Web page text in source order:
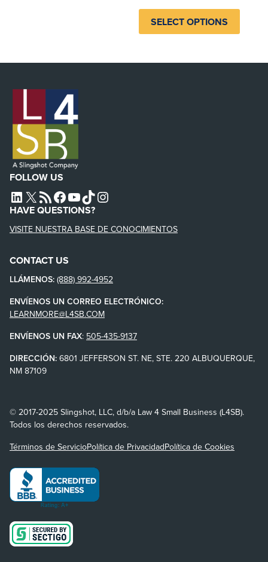
SELECT OPTIONS
FOLLOW US
L4SB LINKEDIN
X L4SB RSS FEEDL4SB FACEBOOK
L4SB YOUTUBE
TIKTOKINSTAGRAM
HAVE QUESTIONS?
VISITE NUESTRA BASE DE CONOCIMIENTOS
CONTACT US
LLÁMENOS: (888) 992-4952
ENVÍENOS UN CORREO ELECTRÓNICO:
LEARNMORE@L4SB.COM
ENVÍENOS UN FAX: 505-435-9137
DIRECCIÓN: 6801 JEFFERSON ST. NE, STE. 220 ALBUQUERQUE,
NM 87109
© 2017-2025 Slingshot, LLC, d/b/a Law 4 Small Business (L4SB).
Todos los derechos reservados.
Términos de ServicioPolítica de PrivacidadPolítica de Cookies